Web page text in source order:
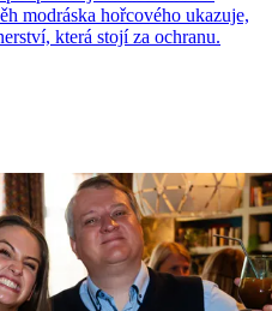
modráska hořcového ukazuje,
která stojí za ochranu.